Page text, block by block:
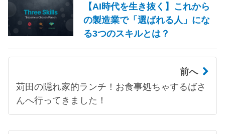
【AI時代を生き抜く】これから
の製造業で「選ばれる人」にな
る3つのスキルとは？
前へ
苅田の隠れ家的ランチ！お食事処ちゃするばさ
んへ行ってきました！